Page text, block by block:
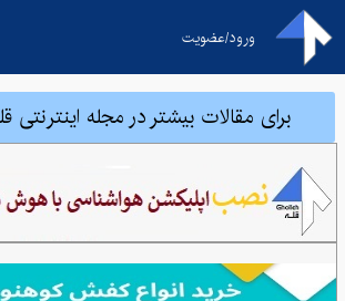
ورود/عضویت
برای مقالات بیشتر در مجله اینترنتی